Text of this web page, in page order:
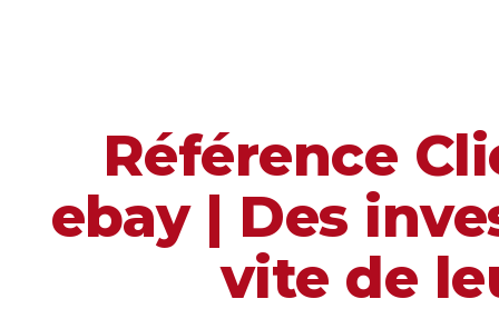
Référence
ebay | Des
vite de